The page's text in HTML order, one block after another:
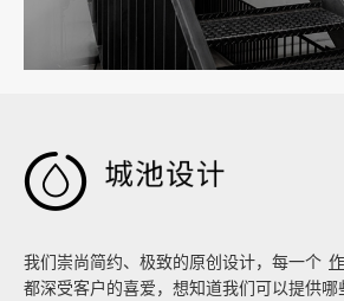

我们崇尚简约、极致的原创设计，每一个
都深受客户的喜爱，想知道我们可以提供哪